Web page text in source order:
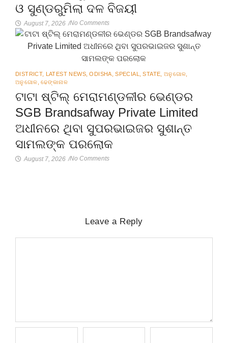
ଓ ସୁଣ୍ଡରୁମିଲା ଦଳ ବିଜୟୀ
August 7, 2026 /No Comments
DISTRICT, LATEST NEWS ODISHA SPECIAL STATE ଅନୁଗୋଳ
ଅନୁଗୋଳ ଢେଙ୍କାନାଳ
ଟାଟା ଷ୍ଟିଲ୍ ମେରାମଣ୍ଡଳୀର ଭେଣ୍ଡର
SGB Brandsafway Private Limited
ଅଧୀନରେ ଥିବା ସୁପରଭାଇଜର ସୁଶାନ୍ତ
ସାମଲଙ୍କ ପରଲୋକ
August 7, 2026 /No Comments
Leave a Reply